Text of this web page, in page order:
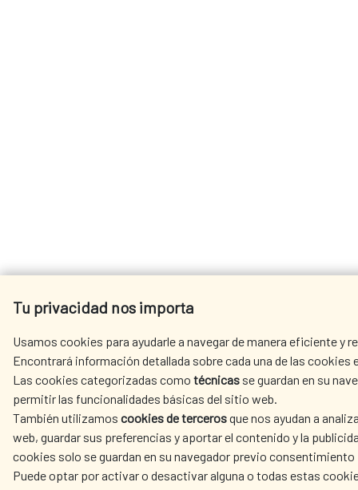
Tu privacidad nos importa
Usamos cookies para ayudarle a navegar de manera eficiente y
Encontrará información detallada sobre cada una de las cookies
Las cookies categorizadas como técnicas se guardan en su
permitir las funcionalidades básicas del sitio web.
También utilizamos cookies de tercerosque nos ayudan a
web, guardar sus preferencias y aportar el contenido y la
cookies solo se guardan en su navegador previo
Puede optar por activar o desactivar alguna o todas estas